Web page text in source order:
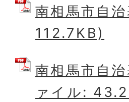
南相馬市自
112.7KB)
南相馬市自
ァイル: